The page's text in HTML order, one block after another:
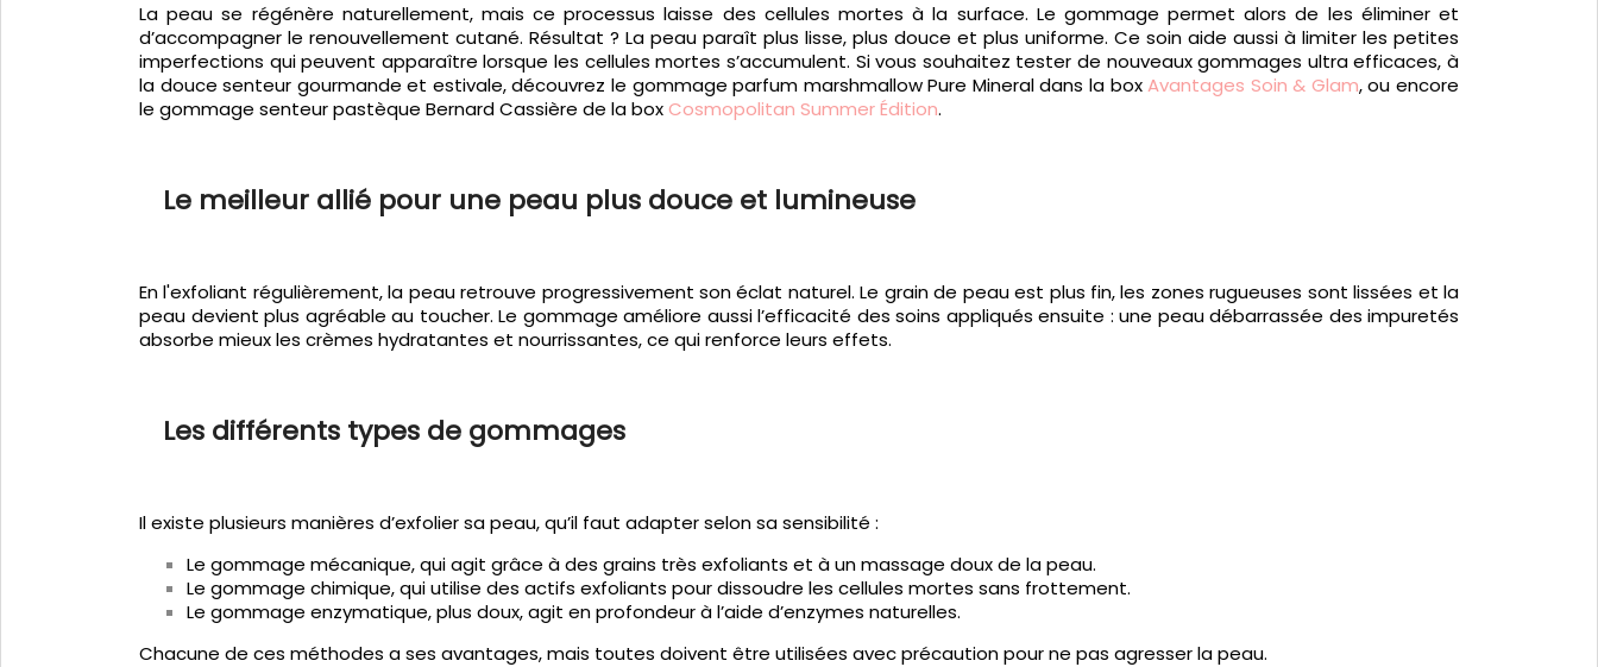
La peau se régénère naturellement, mais ce processus laisse des cellules mortes à la surface. Le gommage permet alors de les éliminer et
d’accompagner le renouvellement cutané. Résultat ? La peau paraît plus lisse, plus douce et plus uniforme. Ce soin aide aussi à limiter les petites
imperfections qui peuvent apparaître lorsque les cellules mortes s’accumulent. Si vous souhaitez tester de nouveaux gommages ultra efficaces, à
la douce senteur gourmande et estivale, découvrez le gommage parfum marshmallow Pure Mineral dans la boxAvantages Soin & Glam, ou encore
le gommage senteur pastèque Bernard Cassière de la box Cosmopolitan Summer Édition.
Le meilleur allié pour une peau plus douce et lumineuse
En l'exfoliant régulièrement, la peau retrouve progressivement son éclat naturel. Le grain de peau est plus fin, les zones rugueuses sont lissées et la
peau devient plus agréable au toucher. Le gommage améliore aussi l’efficacité des soins appliqués ensuite : une peau débarrassée des impuretés
absorbe mieux les crèmes hydratantes et nourrissantes, ce qui renforce leurs effets.
Les différents types de gommages
Il existe plusieurs manières d’exfolier sa peau, qu’il faut adapter selon sa sensibilité :
Le gommage mécanique, qui agit grâce à des grains très exfoliants et à un massage doux de la peau.
Le gommage chimique, qui utilise des actifs exfoliants pour dissoudre les cellules mortes sans frottement.
Le gommage enzymatique, plus doux, agit en profondeur à l’aide d’enzymes naturelles.
Chacune de ces méthodes a ses avantages, mais toutes doivent être utilisées avec précaution pour ne pas agresser la peau.